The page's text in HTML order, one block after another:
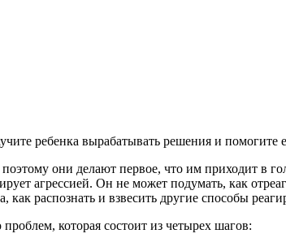
ребенка вырабатывать решения и помогите
они делают первое, что им приходит в
агрессией. Он не может подумать, как
распознать и взвесить другие способы
которая состоит из четырех шагов: